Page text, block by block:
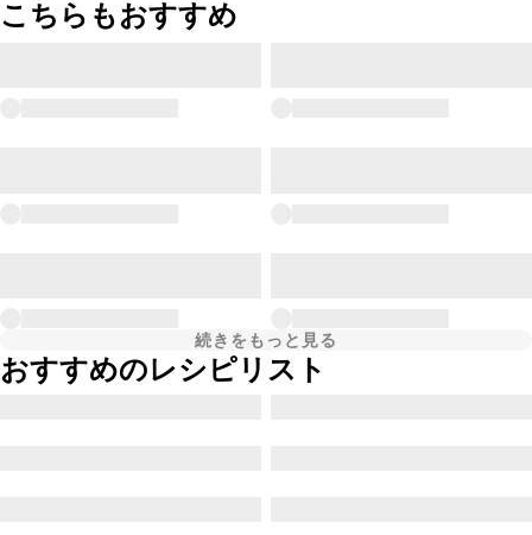
こちらもおすすめ
続きをもっと見る
おすすめのレシピリスト